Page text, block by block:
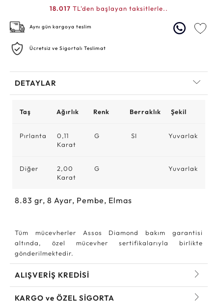
18.017 TL'den başlayan taksitlerle..
Aynı gün kargoya teslim
Ücretsiz ve Sigortalı Teslimat
DETAYLAR
Taş Ağırlık Renk Berraklık Şekil
Pırlanta
0,11
Karat
G SI Yuvarlak
Diğer
2,00
Karat
G Yuvarlak
8.83 gr, 8 Ayar, Pembe, Elmas
Tüm mücevherler Assos Diamond bakım garantisi
altında, özel mücevher sertifikalarıyla birlikte
gönderilmektedir.
ALIŞVERİŞ KREDİSİ
KARGO ve ÖZEL SİGORTA